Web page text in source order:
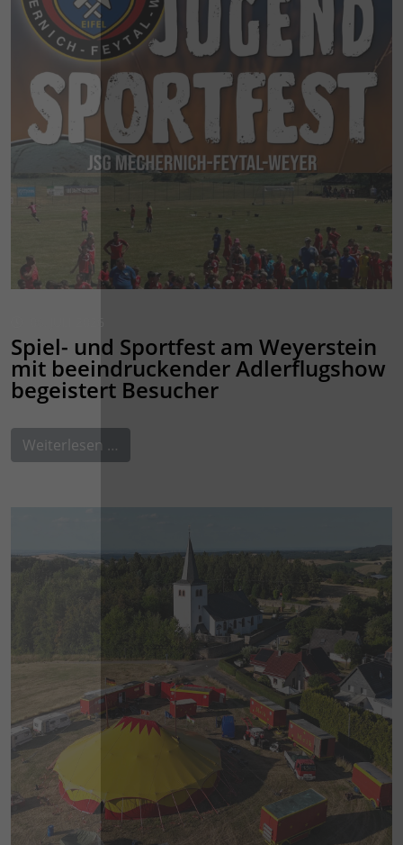
Spiel- und Sportfest am Weyerstein
mit beeindruckender Adlerflugshow
begeistert Besucher
Weiterlesen …